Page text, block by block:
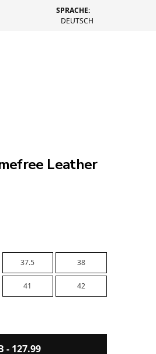
SPRACHE:
DEUTSCH
Leather
37.5 38
41 42
- 127.99